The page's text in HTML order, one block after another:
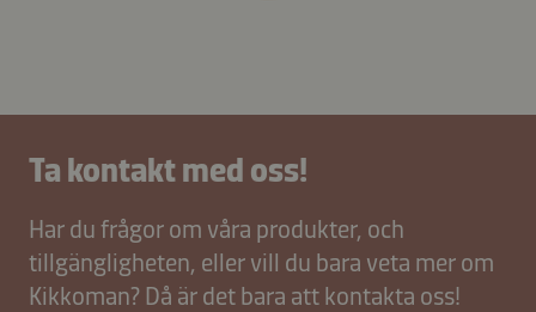
Ta kontakt med oss!
Har du frågor om våra produkter, och
tillgängligheten, eller vill du bara veta mer om
Kikkoman? Då är det bara att kontakta oss!